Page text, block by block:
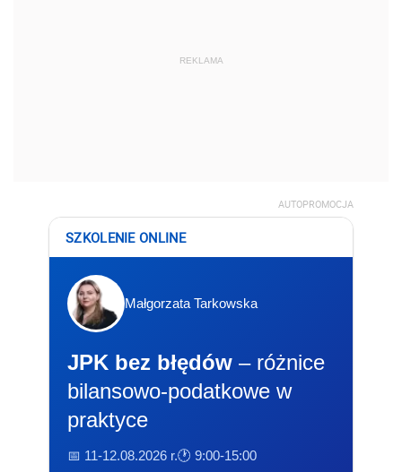
REKLAMA
AUTOPROMOCJA
SZKOLENIE ONLINE
Małgorzata Tarkowska
JPK bez błędów – różnice
bilansowo-podatkowe w
praktyce
📅 11-12.08.2026 r.🕐 9:00-15:00